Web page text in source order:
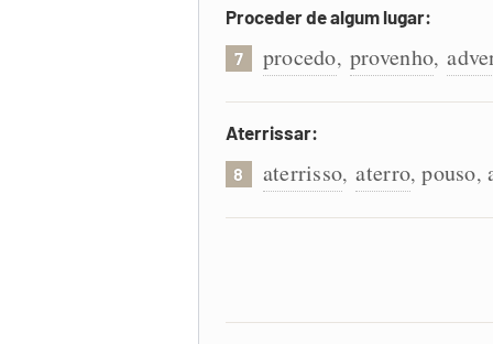
Proceder de algum lugar:
7 procedo, provenho,
Aterrissar:
8 aterrisso, aterro,pouso,